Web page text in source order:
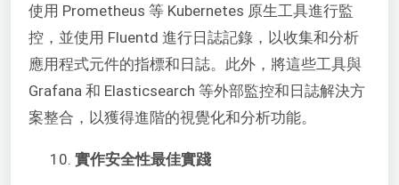
使用 Prometheus 等 Kubernetes 原生工具進行監
控，並使用 Fluentd 進行日誌記錄，以收集和分析
應用程式元件的指標和日誌。此外，將這些工具與
Grafana 和 Elasticsearch 等外部監控和日誌解決方
案整合，以獲得進階的視覺化和分析功能。
實作安全性最佳實踐